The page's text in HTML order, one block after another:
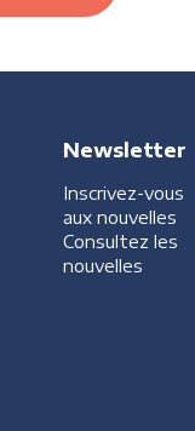
Newsletter
Inscrivez-vous
aux nouvelles
Consultez les
nouvelles